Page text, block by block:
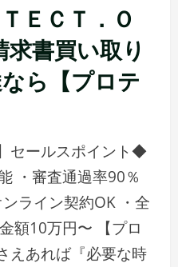
ＥＣＴ．Ｏ
書買い取り
ら【プロテ
セールスポイント◆
・審査通過率90％
ライン契約OK ・全
額10万円〜 【プロ
えあれば『必要な時